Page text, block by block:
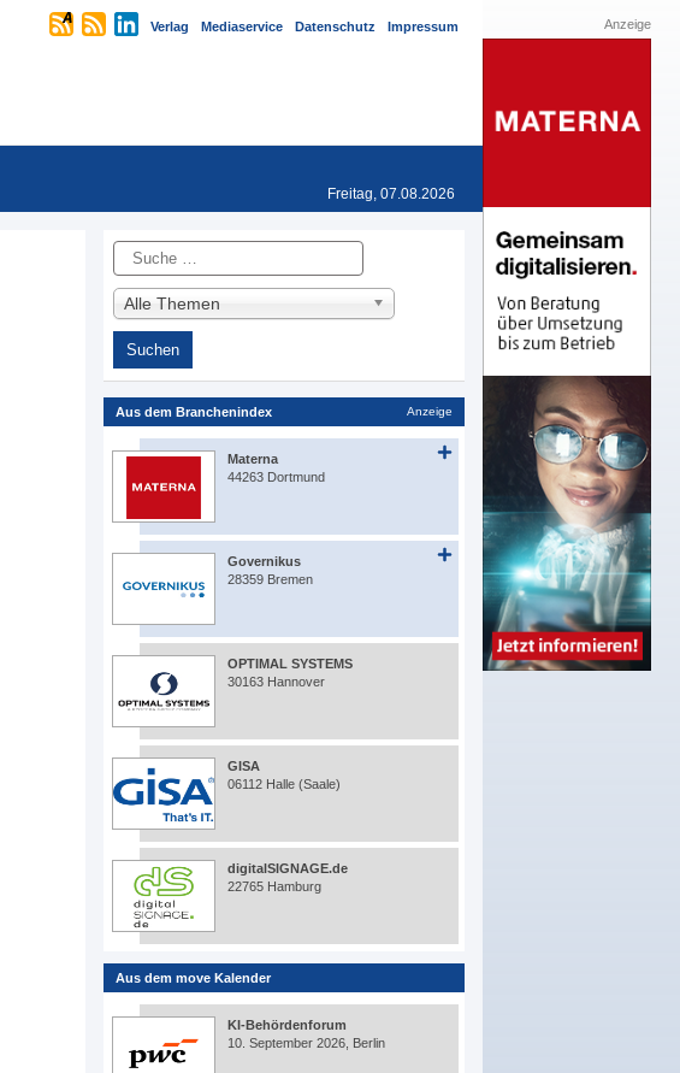
Verlag Mediaservice Datenschutz Impressum
Freitag, 07.08.2026
Suche
Alle Themen
Aus dem Branchenindex Anzeige
Materna
44263 Dortmund
Governikus
28359 Bremen
OPTIMAL SYSTEMS
30163 Hannover
GISA
06112 Halle (Saale)
digitalSIGNAGE.de
22765 Hamburg
Aus dem move Kalender
KI-Behördenforum
10. September 2026, Berlin
Anzeige